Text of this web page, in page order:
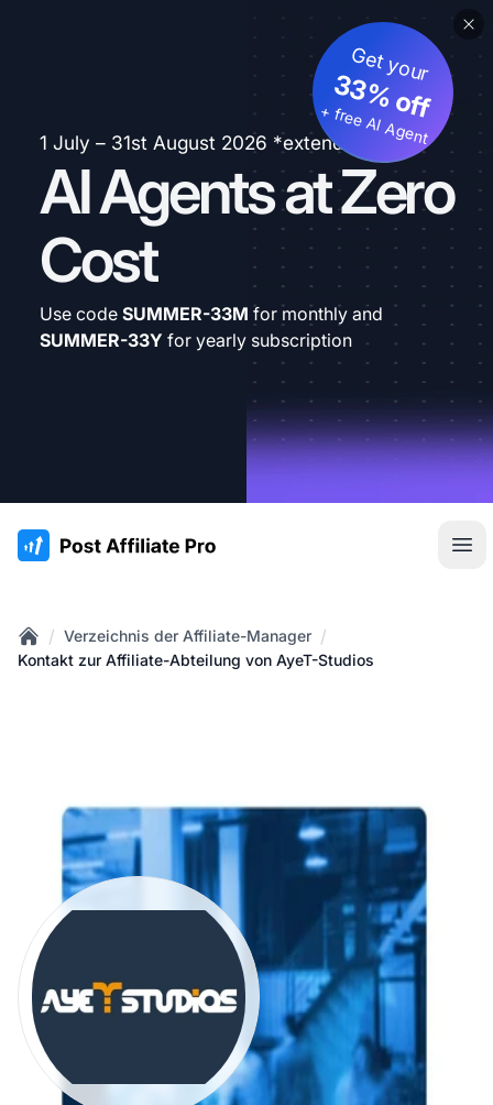
1 July – 31st August 2026 *extended
AI Agents at Zero
Cost
Get your
33% off
+ free AI Agent
Use code SUMMER-33M for monthly and
SUMMER-33Y for yearly subscription
:site.title
Home
/ Verzeichnis der Affiliate-Manager /
Kontakt zur Affiliate-Abteilung von AyeT-Studios